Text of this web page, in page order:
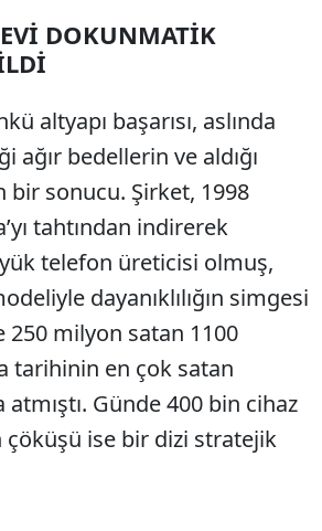
DOKUNMATİK
altyapı başarısı, aslında
ağır bedellerin ve aldığı
bir sonucu. Şirket, 1998
tahtından indirerek
telefon üreticisi olmuş,
dayanıklılığın simgesi
250 milyon satan 1100
tarihinin en çok satan
Günde 400 bin cihaz
ise bir dizi stratejik